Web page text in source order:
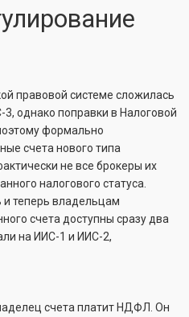
правовой системе сложилась
однако поправки в Налоговой
формально
счета нового типа
не все брокеры их
налогового статуса.
теперь владельцам
счета доступны сразу два
на ИИС-1 и ИИС-2,
счета платит НДФЛ. Он